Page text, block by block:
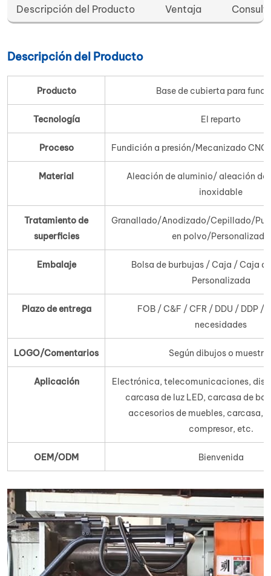
Descripción del Producto Ventaja
Descripción del Producto
Producto Base de cubierta para
Tecnología El reparto
Proceso Fundición a presión/Mecanizado
Material
Aleación de aluminio/ aleación de
inoxidable
Tratamiento de
superficies
Granallado/Anodizado/Cepillado/
en polvo/Personalizado
Embalaje
Bolsa de burbujas / Caja / Caja
Personalizada
Plazo de entrega
FOB / C&F / CFR / DDU / DDP /
necesidades
LOGO/Comentarios Según dibujos o
Aplicación
Electrónica, telecomunicaciones,
carcasa de luz LED, carcasa de
accesorios de muebles, carcasa,
compresor, etc.
OEM/ODM Bienvenida